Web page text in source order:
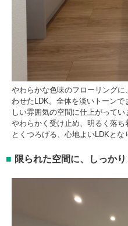
やわらかな色味のフローリング
わせたLDK。全体を淡いトーンで
しい雰囲気の空間に仕上がって
やわらかく受け止め、明るく落
とくつろげる、心地よいLDKとな
限られた空間に、しっか